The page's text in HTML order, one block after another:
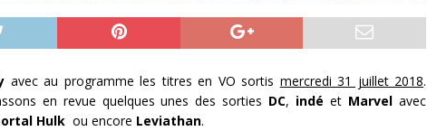
avec au programme les titres en VO sortis mercredi 31 juillet 2018.
en revue quelques unes des sorties DC, indé et Marvel avec
Hulk ou encore Leviathan.